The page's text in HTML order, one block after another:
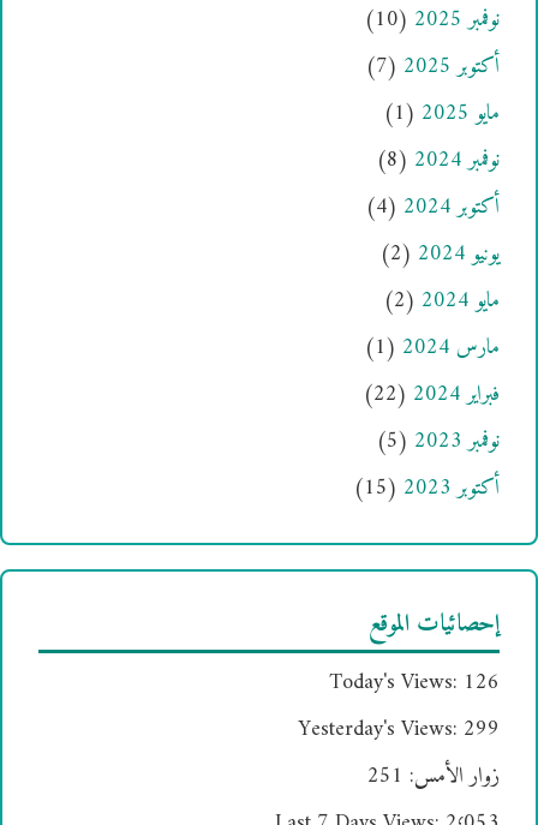
نوفمبر 2025
(10)
أكتوبر 2025
(7)
مايو 2025
(1)
نوفمبر 2024
(8)
أكتوبر 2024
(4)
يونيو 2024
(2)
مايو 2024
(2)
مارس 2024
(1)
فبراير 2024
(22)
نوفمبر 2023
(5)
أكتوبر 2023
(15)
إحصائيات الموقع
Today's Views: 126
Yesterday's Views: 299
زوار الأمس: 251